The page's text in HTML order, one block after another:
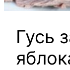
Гусь